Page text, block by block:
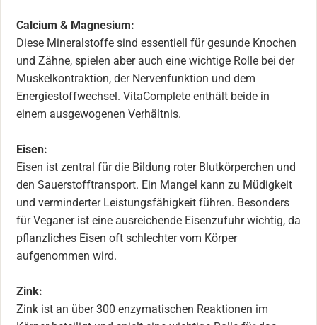
Calcium & Magnesium:
Diese Mineralstoffe sind essentiell für gesunde Knochen
und Zähne, spielen aber auch eine wichtige Rolle bei der
Muskelkontraktion, der Nervenfunktion und dem
Energiestoffwechsel. VitaComplete enthält beide in
einem ausgewogenen Verhältnis.
Eisen:
Eisen ist zentral für die Bildung roter Blutkörperchen und
den Sauerstofftransport. Ein Mangel kann zu Müdigkeit
und verminderter Leistungsfähigkeit führen. Besonders
für Veganer ist eine ausreichende Eisenzufuhr wichtig, da
pflanzliches Eisen oft schlechter vom Körper
aufgenommen wird.
Zink:
Zink ist an über 300 enzymatischen Reaktionen im